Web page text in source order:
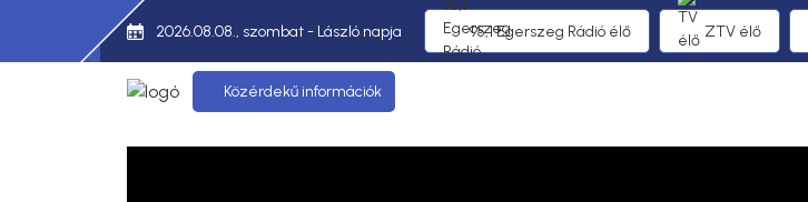
2026.08.08., szombat - László napja 95,1 Egerszeg Rádió élő ZTV élő
Közérdekű információk